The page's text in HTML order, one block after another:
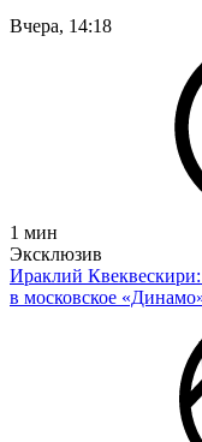
Вчера, 14:18
1 мин
Эксклюзив
Ираклий Квеквескири:
в московское